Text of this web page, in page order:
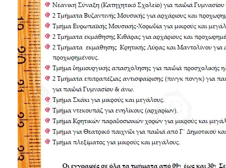
ΔΗΜΟΣ
ΠΟΛΙΤΙΣΜΟΣ
ΑΝΘΕΚΤΙΚΗ
ΠΟΛΗ